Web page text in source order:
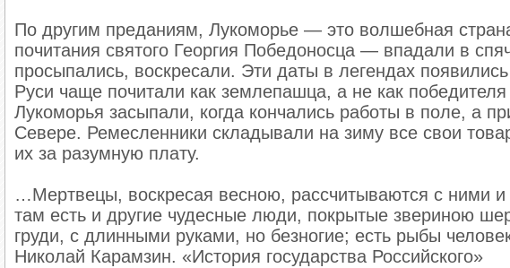
По другим преданиям, Лукоморье — это волшебная
почитания святого Георгия Победоносца — впадали в
просыпались, воскресали. Эти даты в легендах
Руси чаще почитали как землепашца, а не как
Лукоморья засыпали, когда кончались работы в поле, а
Севере. Ремесленники складывали на зиму все свои
их за разумную плату.
…Мертвецы, воскресая весною, рассчитываются с ними и
там есть и другие чудесные люди, покрытые звериною
груди, с длинными руками, но безногие; есть рыбы
Николай Карамзин . «История государства Российского»